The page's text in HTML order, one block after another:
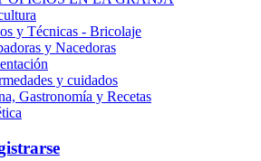
y Técnicas - Bricolaje
y Nacedoras
y cuidados
Gastronomía y Recetas